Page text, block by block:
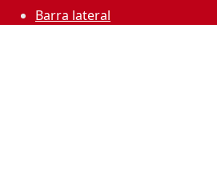
Barra lateral